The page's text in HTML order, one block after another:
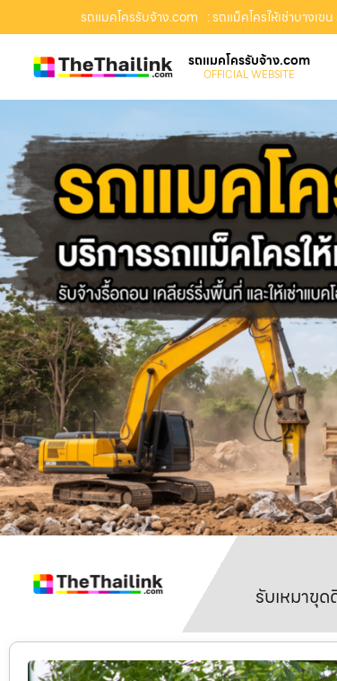
รถแมคโครรับจ้าง.com : รถแม็คโครให้เช่าบางเ
รถแมคโครรับจ้าง.com
OFFICIAL WEBSITE
รับเหมาขุ